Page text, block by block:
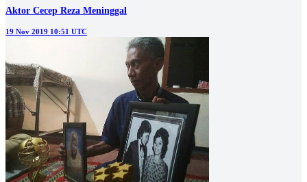
Aktor Cecep Reza Meninggal
19 Nov 2019 10:51 UTC